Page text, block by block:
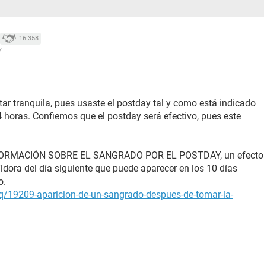
16.358
tranquila, pues usaste el postday tal y como está indicado
Confiemos que el postday será efectivo, pues este
SOBRE EL SANGRADO POR EL POSTDAY, un efecto
del día siguiente que puede aparecer en los 10 días
aparicion-de-un-sangrado-despues-de-tomar-la-